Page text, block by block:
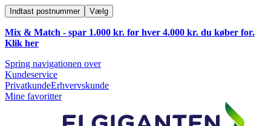
Indtast postnummer Vælg
Mix & Match - spar 1.000 kr. for hver 4.000 kr. du køber for.
Klik her
Spring navigationen over
Kundeservice
PrivatkundeErhvervskunde
Mine favoritter